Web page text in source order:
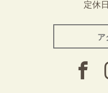
定休
ア